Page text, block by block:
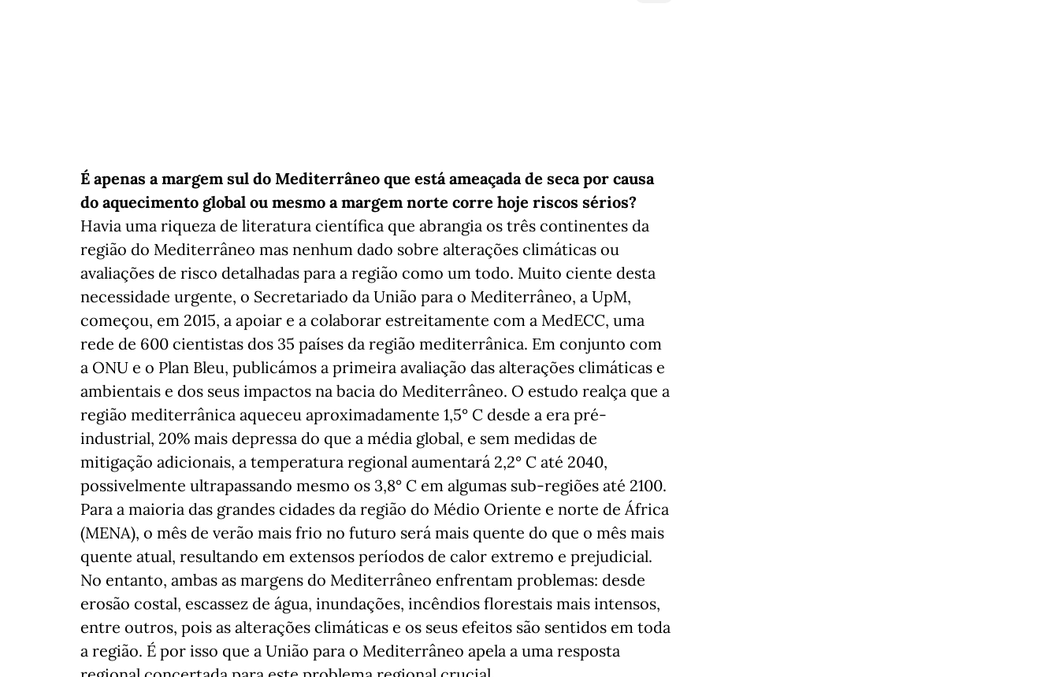
É apenas a margem sul do Mediterrâneo que está ameaçada de seca por causa
do aquecimento global ou mesmo a margem norte corre hoje riscos sérios?
Havia uma riqueza de literatura científica que abrangia os três continentes da
região do Mediterrâneo mas nenhum dado sobre alterações climáticas ou
avaliações de risco detalhadas para a região como um todo. Muito ciente desta
necessidade urgente, o Secretariado da União para o Mediterrâneo, a UpM,
começou, em 2015, a apoiar e a colaborar estreitamente com a MedECC, uma
rede de 600 cientistas dos 35 países da região mediterrânica. Em conjunto com
a ONU e o Plan Bleu, publicámos a primeira avaliação das alterações climáticas e
ambientais e dos seus impactos na bacia do Mediterrâneo. O estudo realça que a
região mediterrânica aqueceu aproximadamente 1,5° C desde a era pré-
industrial, 20% mais depressa do que a média global, e sem medidas de
mitigação adicionais, a temperatura regional aumentará 2,2° C até 2040,
possivelmente ultrapassando mesmo os 3,8° C em algumas sub-regiões até 2100.
Para a maioria das grandes cidades da região do Médio Oriente e norte de África
(MENA), o mês de verão mais frio no futuro será mais quente do que o mês mais
quente atual, resultando em extensos períodos de calor extremo e prejudicial.
No entanto, ambas as margens do Mediterrâneo enfrentam problemas: desde
erosão costal, escassez de água, inundações, incêndios florestais mais intensos,
entre outros, pois as alterações climáticas e os seus efeitos são sentidos em toda
a região. É por isso que a União para o Mediterrâneo apela a uma resposta